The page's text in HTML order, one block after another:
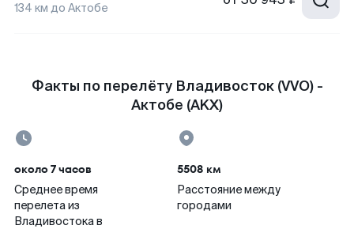
134 км до Актобе
Факты по перелёту Владивосток (VVO) -
Актобе (AKX)
около 7 часов
Среднее время
перелета из
Владивостока в
5508 км
Расстояние между
городами